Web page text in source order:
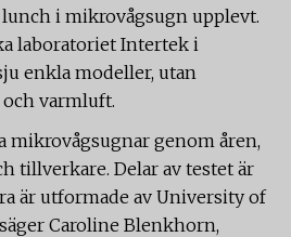
i mikrovågsugn upplevt.
laboratoriet Intertek i
enkla modeller, utan
varmluft.
mikrovågsugnar genom åren,
tillverkare. Delar av testet är
är utformade av University of
Caroline Blenkhorn,